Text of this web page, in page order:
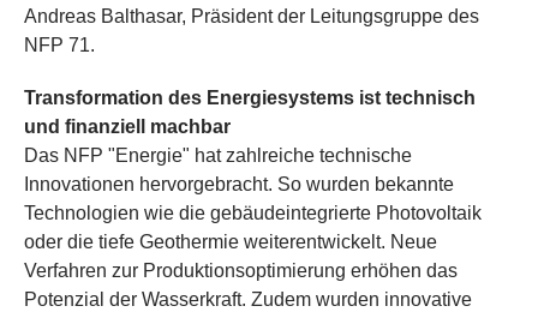
Andreas Balthasar, Präsident der Leitungsgruppe des
NFP 71.
Transformation des Energiesystems ist technisch
und finanziell machbar
Das NFP "Energie" hat zahlreiche technische
Innovationen hervorgebracht. So wurden bekannte
Technologien wie die gebäudeintegrierte Photovoltaik
oder die tiefe Geothermie weiterentwickelt. Neue
Verfahren zur Produktionsoptimierung erhöhen das
Potenzial der Wasserkraft. Zudem wurden innovative